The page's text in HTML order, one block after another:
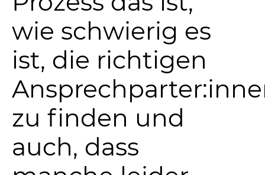
wie schwierig es
ist, die richtigen
zu finden und
auch, dass